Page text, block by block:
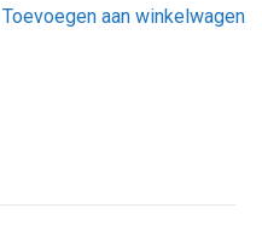
Toevoegen aan winkelwagen